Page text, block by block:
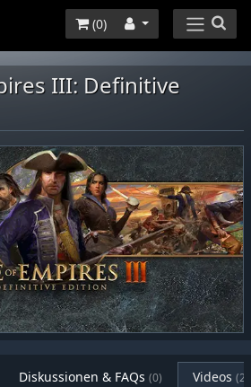
(0)
III: Definitive
Diskussionen & FAQs (0) Videos (2)